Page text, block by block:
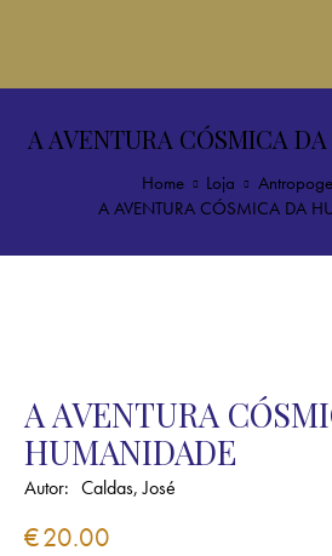
A AVENTURA CÓSMICA
Home Loja
A AVENTURA CÓSMICA DA
A AVENTURA
HUMANIDADE
Autor: Caldas, José
€20.00